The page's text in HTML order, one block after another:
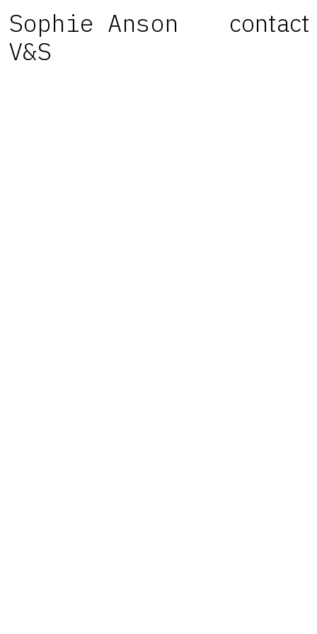
Sophie Anson
contact
V&S